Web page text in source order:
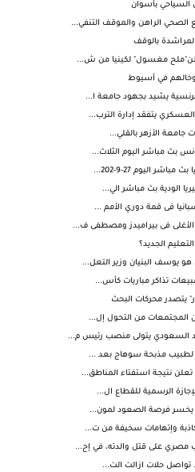
السياحي بأسوان
الراهن والموقف التنفي...
بالوقف
وخالهم في أسيوط
يشيد بجهود جامعة ا...
يتفقد إدارة الترب...
جامعة الأزهر بالقلي...
بث مباشر اليوم الثلاث...
اليوم 27-9-202...
الودية بث مباشر الي...
فى قمة دوري الأمم ...
فى بيراميدز ومصطفى ف...
الجديد؟
يوسف البنيان وزير التعل...
تذاكر مباريات كأس...
يتصدر محركات البحث
المجتمعات من التحول إل...
السعودي يتولى منصب رئيس م...
لطبيب مذبحة سوهاج بعد ...
نتيجة استفتاء المناطق...
يخسر فرصة الصعود لمون...
على قتل والدته، في إح...
تواصل حلات ازالت الت...